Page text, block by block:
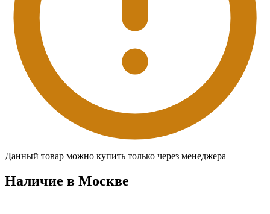
Данный товар можно купить только через менеджера
Наличие в Москвe